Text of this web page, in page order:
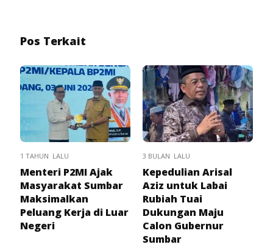
Pos Terkait
1 TAHUN LALU
Menteri P2MI Ajak
Masyarakat Sumbar
Maksimalkan
Peluang Kerja di Luar
Negeri
3 BULAN LALU
Kepedulian Arisal
Aziz untuk Labai
Rubiah Tuai
Dukungan Maju
Calon Gubernur
Sumbar